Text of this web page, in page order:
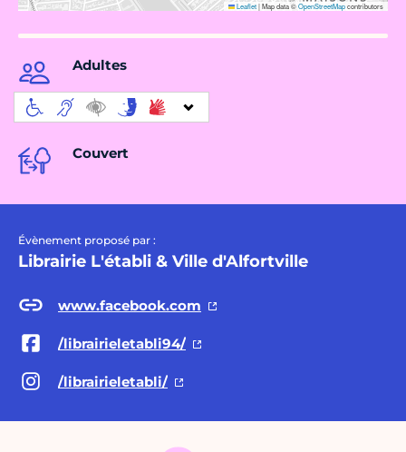
Leaflet|Map data ©OpenStreetMapcontributors
Adultes
Couvert
Évènement proposé par :
Librairie L'établi & Ville d'Alfortville
www.facebook.com
/librairieletabli94/
/librairieletabli/